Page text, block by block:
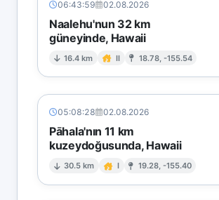
06:43:59 02.08.2026
Naalehu'nun 32 km
güneyinde, Hawaii
16.4 km II 18.78, -155.54
05:08:28 02.08.2026
Pāhala'nın 11 km
kuzeydoğusunda, Hawaii
30.5 km I 19.28, -155.40